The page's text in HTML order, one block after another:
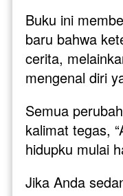
Buku ini
baru bahwa
cerita,
mengenal diri
Semua
kalimat tegas,
hidupku mulai
Jika Anda